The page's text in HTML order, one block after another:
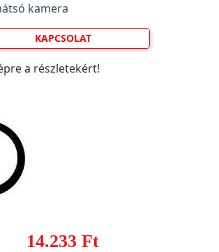
kamera
KAPCSOLAT
a részletekért!
14.233 Ft